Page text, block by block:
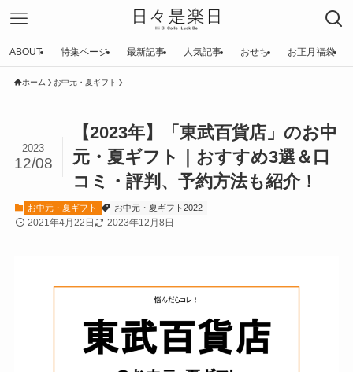
ABOUT 特集ページ 最新記事 人気記事 おせち お正月福袋
ホーム お中元・夏ギフト
【2023年】「東武百貨店」のお中
元・夏ギフト｜おすすめ3選＆口
コミ・評判、予約方法も紹介！
2023
12/08
お中元・夏ギフト お中元・夏ギフト2022
2021年4月22日 2023年12月8日